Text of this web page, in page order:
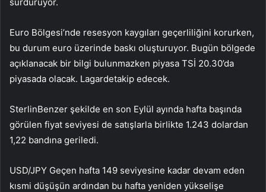
Euro Bölgesi’nde resesyon kaygıları geçerliliğini korurken,
bu durum euro üzerinde baskı oluşturuyor. Bugün bölgede
açıklanacak bir bilgi bulunmazken piyasa TSİ 20.30’da
piyasada olacak. Lagardetakip edecek.
SterlinBenzer şekilde en son Eylül ayında hafta başında
görülen fiyat seviyesi de satışlarla birlikte 1.243 dolardan
1,22 bandına geriledi.
USD/JPY Geçen hafta 149 seviyesine kadar devam eden
kısmi düşüşün ardından bu hafta yeniden yükselişe